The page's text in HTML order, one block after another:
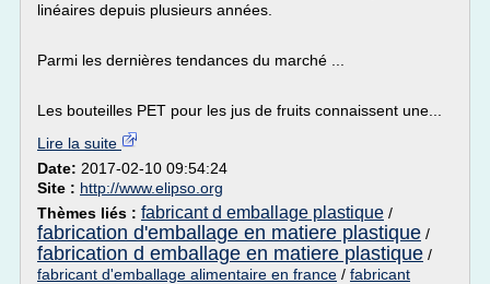
linéaires depuis plusieurs années.
Parmi les dernières tendances du marché ...
Les bouteilles PET pour les jus de fruits connaissent une...
Lire la suite
Date: 2017-02-10 09:54:24
Site : http://www.elipso.org
Thèmes liés : fabricant d emballage plastique /
fabrication d'emballage en matiere plastique /
fabrication d emballage en matiere plastique /
fabricant d'emballage alimentaire en france / fabricant